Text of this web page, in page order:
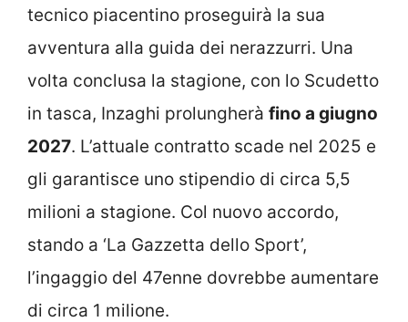
tecnico piacentino proseguirà la sua
avventura alla guida dei nerazzurri. Una
volta conclusa la stagione, con lo Scudetto
in tasca, Inzaghi prolungherà fino a giugno
2027. L’attuale contratto scade nel 2025 e
gli garantisce uno stipendio di circa 5,5
milioni a stagione. Col nuovo accordo,
stando a ‘La Gazzetta dello Sport’,
l’ingaggio del 47enne dovrebbe aumentare
di circa 1 milione.